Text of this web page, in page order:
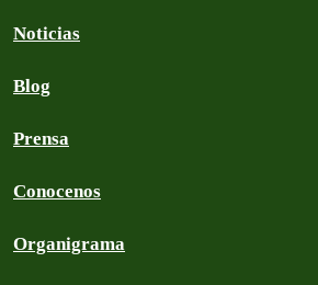
Noticias
Blog
Prensa
Conocenos
Organigrama